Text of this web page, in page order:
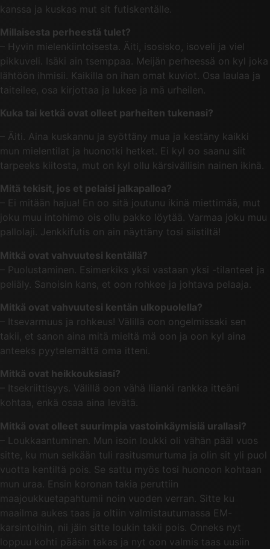
kanssa ja kuskas mut sit futiskentälle.
Millaisesta perheestä tulet?
– Hyvin mielenkiintoisesta. Äiti, isosisko, isoveli ja viel
pikkuveli. Isäki ain tsemppaa. Meijän perheessä on kyl joka
lähtöön ihmisii. Kaikilla on ihan omat kuviot. Osa laulaa ja
taiteilee, osa kirjottaa ja lukee ja mä urheilen.
Kuka tai ketkä ovat olleet parheiten tukenasi?
– Äiti. Aina kuskannu ja syöttäny mua ja kestäny kaikki
mun mielentilat ja huonotki hetket. Ei kyl oo saanu siit
tarpeeks kiitosta, mut on kyl ollu kärsivällisin nainen ikinä.
Mitä tekisit, jos et pelaisi jalkapalloa?
– Ei mitään hajua! En oo sitä joutunu ikinä miettimää, mut
joku muu intohimo ois ollu pakko löytää. Varmaa joku muu
pallolaji. Jenkkifutis on ain näyttäny tosi siistiltä!
Mitkä ovat vahvuutesi kentällä?
– Puolustaminen. Esimerkiks yksi vastaan yksi -tilanteet ja
peliäly. Sanoisin kans, et oon rohkee ja johtava pelaaja.
Mitkä ovat vahvuutesi kentän ulkopuolella?
– Itsevarmuus ja rohkeus! Välillä oon ongelmissaki sen
takii, et sanon aina mitä mieltä mä oon ja oon kyl aina
anteeks pyytelemättä oma itteni.
Mitkä ovat heikkouksiasi?
– Itsekriittisyys. Välillä oon vähä liianki rankka itteäni
kohtaa, enkä osaa aina levätä.
Mitkä ovat olleet suurimpia vastoinkäymisiä urallasi?
– Loukkaantuminen. Mun isoin loukki oli vähän pääl vuos
sitte, ku mun selkään tuli rasitusmurtuma ja olin sit yli puol
vuotta kentiltä pois. Se sattu myös tosi huonoon kohtaan
mun uraa. Ensin koronan takia peruttiin
maajoukkuetapahtumii noin vuoden verran. Sitte ku
maailma aukes taas ja oltiin valmistautumassa EM-
karsintoihin, nii jäin sitte loukin takii pois. Onneks nyt
loppuu kohti pääsin takas ja nyt oon valmis taas uusiin